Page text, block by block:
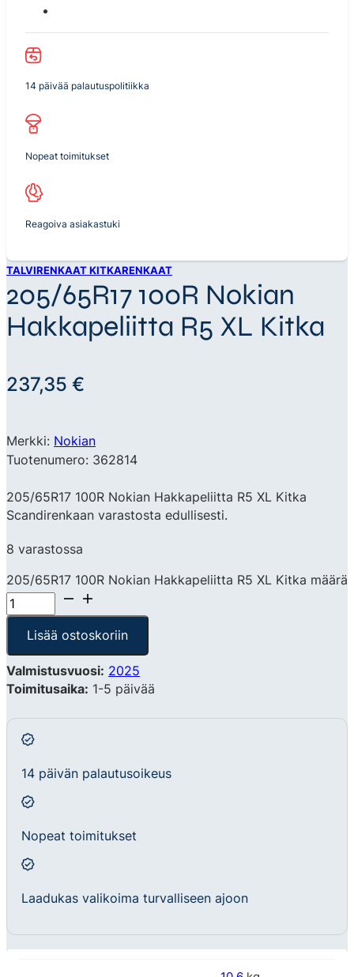
14 päivää palautuspolitiikka
Nopeat toimitukset
Reagoiva asiakastuki
TALVIRENKAAT KITKARENKAAT
205/65R17 100R Nokian
Hakkapeliitta R5 XL Kitka
237,35 €
Merkki: Nokian
Tuotenumero: 362814
205/65R17 100R Nokian Hakkapeliitta R5 XL Kitka
Scandirenkaan varastosta edullisesti.
8 varastossa
205/65R17 100R Nokian Hakkapeliitta R5 XL Kitka määrä
Lisää ostoskoriin
Valmistusvuosi: 2025
Toimitusaika: 1-5 päivää
14 päivän palautusoikeus
Nopeat toimitukset
Laadukas valikoima turvalliseen ajoon